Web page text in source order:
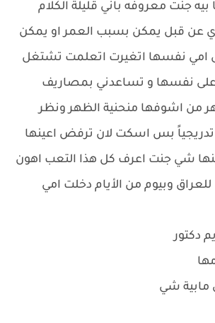
جنت معروفه باني قليلة الكلام
عن قبل يمكن بسبب العمر او يمكن
امي نفسها اتغيرت اتعلمت تشتغل
على نفسها و تساعدني بمصاريف
من اشوفها منحنية الظهر ونظر
تدريجياً بس اسكت لان ترفض اعينها
شي جنت اعرف كل هذا التعب اهون
وبيوم من الأيام دخلت امي
دكتور
مابية شي